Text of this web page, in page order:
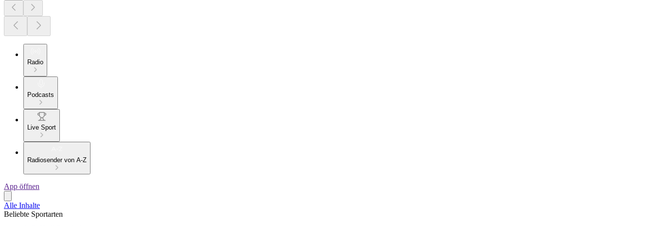
Radio
Podcasts
Live Sport
Radiosender von A-Z
App öffnen
Alle Inhalte
Beliebte Sportarten